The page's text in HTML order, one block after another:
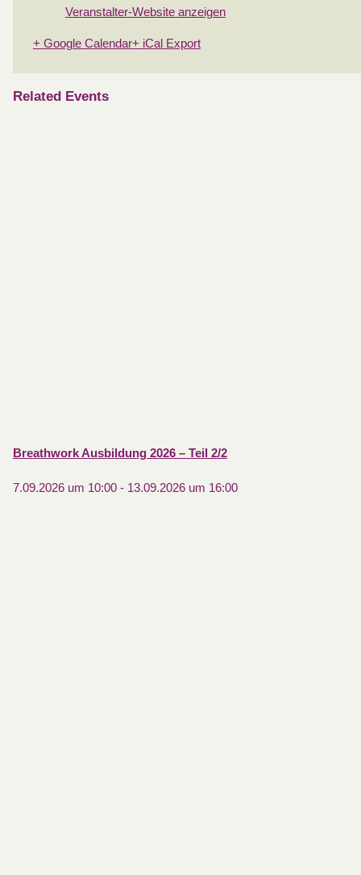
Veranstalter-Website anzeigen
+ Google Calendar+ iCal Export
Related Events
Breathwork Ausbildung 2026 – Teil 2/2
7.09.2026 um 10:00- 13.09.2026 um 16:00